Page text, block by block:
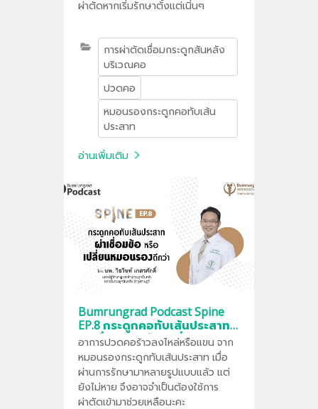
ผ่าตัดหากเริ่มรักษาตั้งแต่เนิ่นๆ
การผ่าตัดเชื่อมกระดูกสันหลัง
บริเวณคอ
ปวดคอ
หมอนรองกระดูกคอทับเส้น
ประสาท
อ่านเพิ่มเติม
Bumrungrad Podcast Spine
EP.8 กระดูกคอทับเส้นประสาท
ผ่าเชื่อมข้อ หรือ เปลี่ยนหมอน
รองดีกว่า
อาการปวดคอร้าวลงไหล่หรือแขน จาก
หมอนรองกระดูกทับเส้นประสาท เมื่อ
ผ่านการรักษามาหลายรูปแบบแล้ว แต่
ยังไม่หาย จึงอาจจำเป็นต้องใช้การ
ผ่าตัดเข้ามาช่วยเหลือนะคะ